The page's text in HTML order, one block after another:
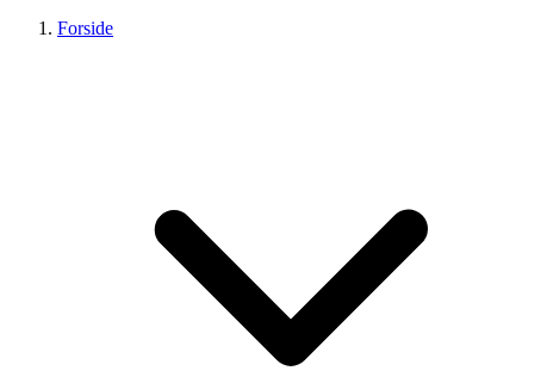
Forside